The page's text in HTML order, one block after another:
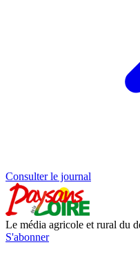
Consulter le journal
Le média agricole et rural du
S'abonner